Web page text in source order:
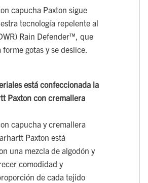
capucha Paxton sigue
tecnología repelente al
Rain Defender™, que
gotas y se deslice.
está confeccionada la
Paxton con cremallera
capucha y cremallera
Paxton está
una mezcla de algodón y
comodidad y
de cada tejido